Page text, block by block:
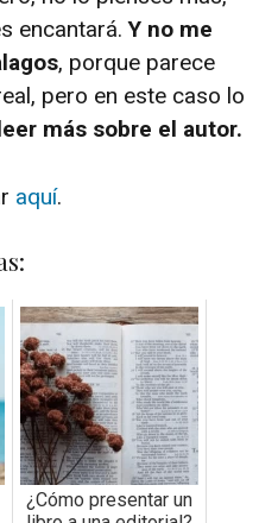
encantará.Y no me
, porque parece
pero en este caso lo
más sobre el autor.
aquí.
¿Cómo presentar un